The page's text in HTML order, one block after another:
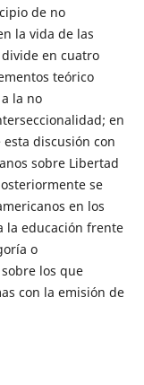
de no
la vida de las
en cuatro
teórico
la no
en
discusión con
sobre Libertad
se
en los
la educación frente
o
los que
con la emisión de